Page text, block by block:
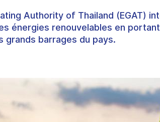
Authority of Thailand (EGAT)
énergies renouvelables en
barrages du pays.